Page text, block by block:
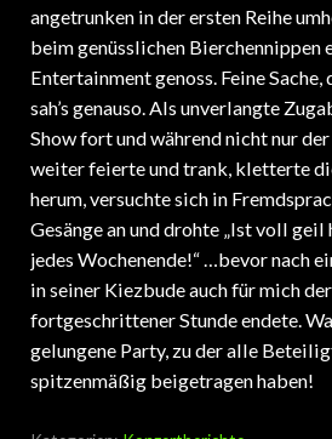
angetrunken in der ersten Reihe
beim genüsslichen Bierchennippen
Entertainment genoss. Feine Sache,
sah’s genauso. Als unverlangte
Show fort und während nicht nur
weiter feierte und trank, kletterte
herum, versuchte sich in
Gesänge an und drohte „Ist voll
jedes Wochenende!“ …bevor nach
in seiner Kiezbude auch für mich
fortgeschrittener Stunde endete.
gelungene Party, zu der alle
spitzenmäßig beigetragen haben!